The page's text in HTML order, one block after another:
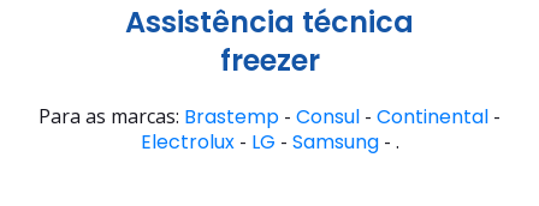
Assistência técnica
freezer
Para as marcas: Brastemp - Consul - Continental -
Electrolux- LG - Samsung- .